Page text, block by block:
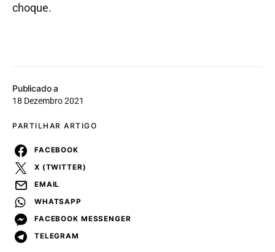
Publicado a
18 Dezembro 2021
PARTILHAR ARTIGO
FACEBOOK
X (TWITTER)
EMAIL
WHATSAPP
FACEBOOK MESSENGER
TELEGRAM
choque.